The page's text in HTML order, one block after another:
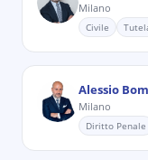
Milano
Civile
Alessio
Milano
Diritto Penale